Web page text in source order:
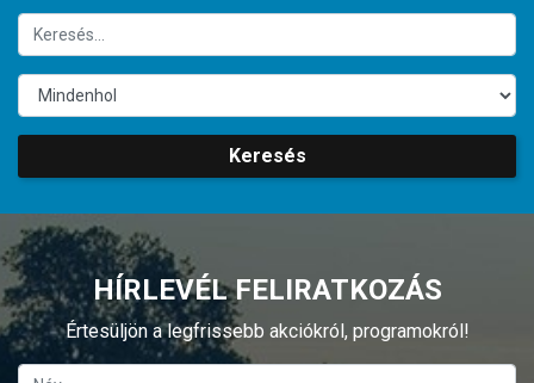
Keresés
HÍRLEVÉL FELIRATKOZÁS
Értesüljön a legfrissebb akciókról, programokról!